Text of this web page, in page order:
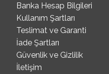
Banka Hesap Bilgileri
Kullanım Şartları
Teslimat ve Garanti
İade Şartları
Güvenlik ve Gizlilik
İletişim